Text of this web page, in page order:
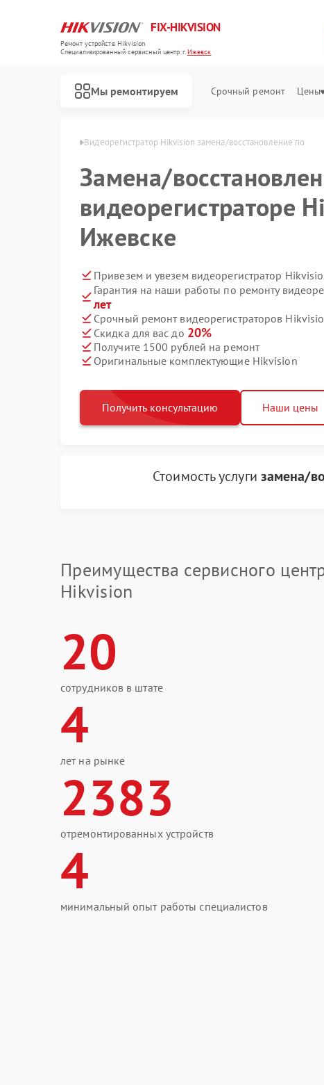
FIX-HIKVISION
Ремонт устройств Hikvision
Специализированный cервисный центр г.Ижевск
Мы ремонтируем Срочный ремонт Цены
Hikvision в Ижевске Видеорегистратор Hikvision замена/восстановление по
Замена/
видеорегистраторе
Ижевске
Привезем и увезем видеорегистратор
Гарантия на наши работы по ремонту
лет
Срочный ремонт видеорегистраторов
Скидка для вас до 20%
Получите 1500 рублей на ремонт
Оригинальные комплектующие Hikvision
Получить консультацию Наши цены
Стоимость услуги замена/
Преимущества сервисного
Hikvision
20
сотрудников в штате
4
лет на рынке
2383
отремонтированных устройств
4
минимальный опыт работы специалистов